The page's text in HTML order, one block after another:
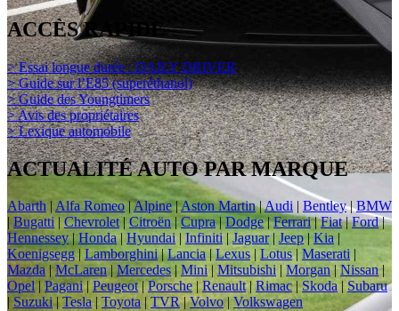
ACCÈS RAPIDE
> Essai longue durée : DAILY DRIVER
> Guide sur l’E85 (superéthanol)
> Guide des Youngtimers
> Avis des propriétaires
> Lexique automobile
ACTUALITÉ AUTO PAR MARQUE
Abarth | Alfa Romeo|Alpine|Aston Martin|Audi| Bentley|BMW
| Bugatti|Chevrolet|Citroën |Cupra|Dodge|Ferrari|Fiat|Ford|
Hennessey|Honda| Hyundai |Infiniti |Jaguar| Jeep|Kia |
Koenigsegg|Lamborghini|Lancia|Lexus | Lotus| Maserati |
Mazda |McLaren|Mercedes | Mini | Mitsubishi | Morgan|Nissan|
Opel | Pagani|Peugeot|Porsche|Renault| Rimac|Skoda| Subaru
| Suzuki|Tesla| Toyota | TVR|Volvo|Volkswagen